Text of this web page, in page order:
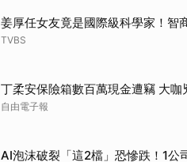
姜厚任女友竟是國際級科學家！智
TVBS
丁柔安保險箱數百萬現金遭竊 大
自由電子報
AI泡沫破裂「這2檔」恐慘跌！1公